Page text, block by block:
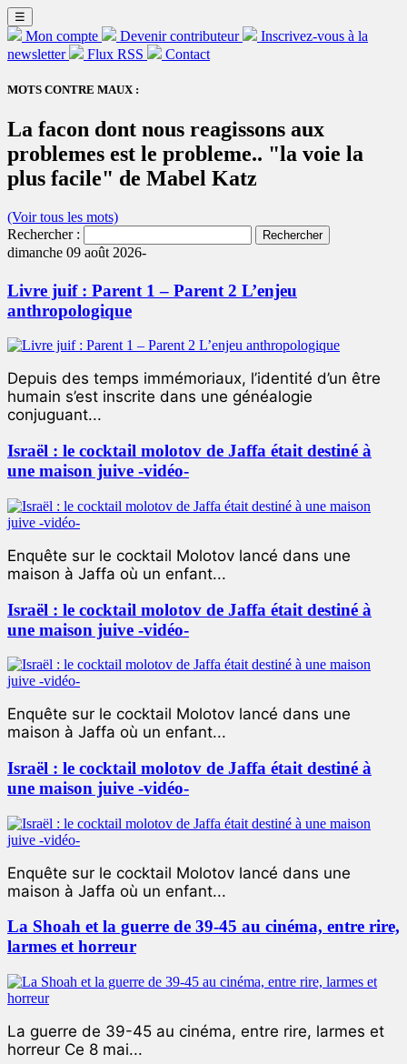
☰
Mon compte Devenir contributeur
Inscrivez-vous à la
newsletter
Flux RSS Contact
MOTS CONTRE MAUX :
La facon dont nous reagissons aux
problemes est le probleme.. "la voie la
plus facile" de Mabel Katz
(Voir tous les mots)
Rechercher :
dimanche 09 août 2026-
Livre juif : Parent 1 – Parent 2 L’enjeu
anthropologique
Depuis des temps immémoriaux, l’identité d’un être
humain s’est inscrite dans une généalogie
conjuguant...
Israël : le cocktail molotov de Jaffa était destiné à
une maison juive -vidéo-
Enquête sur le cocktail Molotov lancé dans une
maison à Jaffa où un enfant...
Israël : le cocktail molotov de Jaffa était destiné à
une maison juive -vidéo-
Enquête sur le cocktail Molotov lancé dans une
maison à Jaffa où un enfant...
Israël : le cocktail molotov de Jaffa était destiné à
une maison juive -vidéo-
Enquête sur le cocktail Molotov lancé dans une
maison à Jaffa où un enfant...
La Shoah et la guerre de 39-45 au cinéma, entre rire,
larmes et horreur
La guerre de 39-45 au cinéma, entre rire, larmes et
horreur Ce 8 mai...